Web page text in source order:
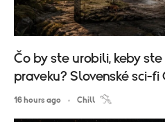
Čo by ste urobili, keby
praveku? Slovenské sci-fi
16 hours ago Chill